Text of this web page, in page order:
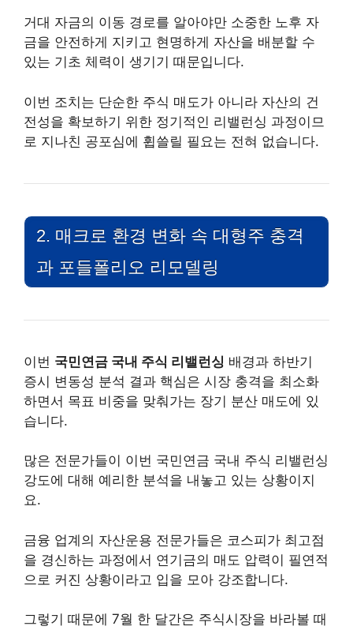
거대 자금의 이동 경로를 알아야만 소중한 노후 자
금을 안전하게 지키고 현명하게 자산을 배분할 수
있는 기초 체력이 생기기 때문입니다.
이번 조치는 단순한 주식 매도가 아니라 자산의 건
전성을 확보하기 위한 정기적인 리밸런싱 과정이므
로 지나친 공포심에 휩쓸릴 필요는 전혀 없습니다.
2. 매크로 환경 변화 속 대형주 충격
과 포들폴리오 리모델링
이번 국민연금 국내 주식 리밸런싱 배경과 하반기
증시 변동성 분석 결과 핵심은 시장 충격을 최소화
하면서 목표 비중을 맞춰가는 장기 분산 매도에 있
습니다.
많은 전문가들이 이번 국민연금 국내 주식 리밸런싱
강도에 대해 예리한 분석을 내놓고 있는 상황이지
요.
금융 업계의 자산운용 전문가들은 코스피가 최고점
을 경신하는 과정에서 연기금의 매도 압력이 필연적
으로 커진 상황이라고 입을 모아 강조합니다.
그렇기 때문에 7월 한 달간은 주식시장을 바라볼 때